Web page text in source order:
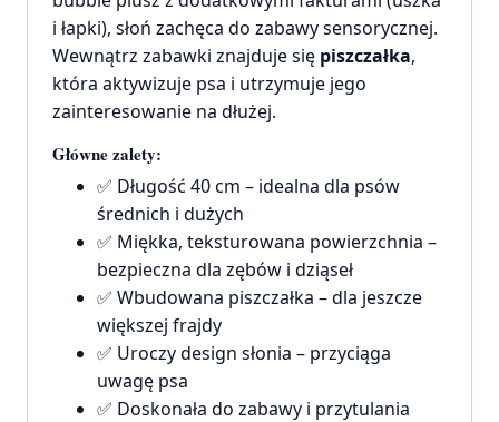
i łapki), słoń zachęca do zabawy sensorycznej.
Wewnątrz zabawki znajduje się piszczałka,
która aktywizuje psa i utrzymuje jego
zainteresowanie na dłużej.
Główne zalety:
✅ Długość 40 cm – idealna dla psów
średnich i dużych
✅ Miękka, teksturowana powierzchnia –
bezpieczna dla zębów i dziąseł
✅ Wbudowana piszczałka – dla jeszcze
większej frajdy
✅ Uroczy design słonia – przyciąga
uwagę psa
✅ Doskonała do zabawy i przytulania